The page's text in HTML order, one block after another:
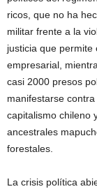
ricos, que no ha
militar frente a la
justicia que
empresarial,
casi 2000 presos
manifestarse
capitalismo chileno
ancestrales
forestales.
La crisis política